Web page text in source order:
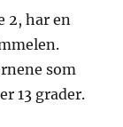
2, har en
som
13 grader.